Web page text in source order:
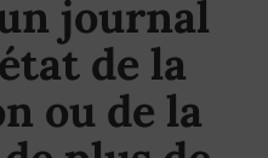
journal
de la
ou de la